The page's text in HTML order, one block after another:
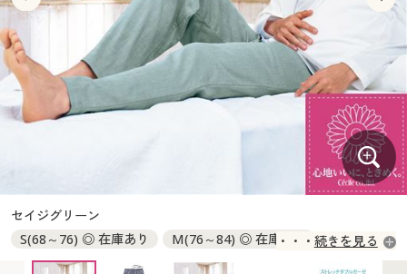
カーテン・ラグ・ファブリック
ジュニア・ティーンズ下着
大きいサイズ通販すべて
大きいサイズ レディース服
大きいサイズ レディース下着
大きいサイズ 事務・制服
バーゲン
バーゲンセール
シークレットセール
詳細検索
商品カテゴリ一覧
カタログ・チラシからのご注文
デジタルカタログ
ジュニア・ティーンズ下着
大きいサイズ レディース服
大きいサイズ レディース下着
大きいサイズ メンズ
バーゲンセール
シークレットセール
詳細検索
商品カテゴリ一覧
カタログ
デジタルカタログ
カタログ無料プレゼント
セイジグリーン
S(68～76) ◎ 在庫あり
M(76～84) ◎ 在庫あり
L(84～94) ◎ 在庫あり
LL(94～104) ◎ 在庫あり
続きを見る